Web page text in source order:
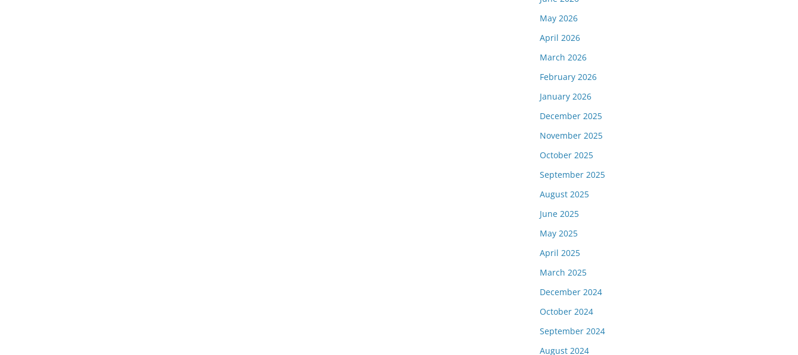
May 2026
April 2026
March 2026
February 2026
January 2026
December 2025
November 2025
October 2025
September 2025
August 2025
June 2025
May 2025
April 2025
March 2025
December 2024
October 2024
September 2024
August 2024